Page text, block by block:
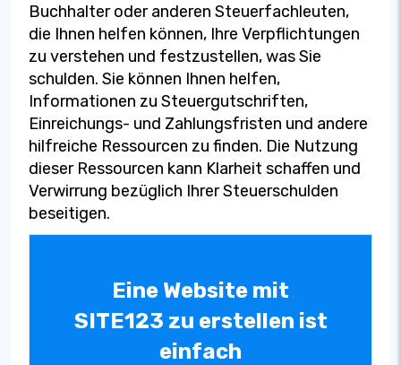
Buchhalter oder anderen Steuerfachleuten,
die Ihnen helfen können, Ihre Verpflichtungen
zu verstehen und festzustellen, was Sie
schulden. Sie können Ihnen helfen,
Informationen zu Steuergutschriften,
Einreichungs- und Zahlungsfristen und andere
hilfreiche Ressourcen zu finden. Die Nutzung
dieser Ressourcen kann Klarheit schaffen und
Verwirrung bezüglich Ihrer Steuerschulden
beseitigen.
Eine Website mit
SITE123 zu erstellen ist
einfach